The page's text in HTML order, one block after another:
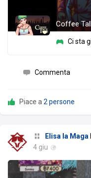
Coffee
Ci sta
Commenta
Piace a 2 persone
Elisa la Maga
4 giu